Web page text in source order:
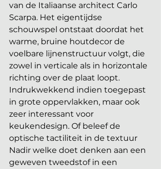
van de Italiaanse architect Carlo
Scarpa. Het eigentijdse
schouwspel ontstaat doordat het
warme, bruine houtdecor de
voelbare lijnenstructuur volgt, die
zowel in verticale als in horizontale
richting over de plaat loopt.
Indrukwekkend indien toegepast
in grote oppervlakken, maar ook
zeer interessant voor
keukendesign. Of beleef de
optische tactiliteit in de textuur
Nadir welke doet denken aan een
geweven tweedstof in een